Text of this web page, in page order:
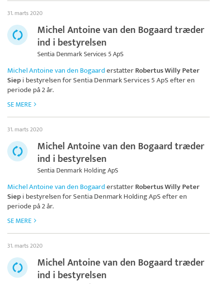
31. marts 2020
Michel Antoine van den Bogaard træder
ind i bestyrelsen
Sentia Denmark Services 5 ApS
Michel Antoine van den BogaarderstatterRobertus Willy Peter
Siepi bestyrelsen forSentia Denmark Services 5 ApSefter en
periode på 2 år.
SE MERE
31. marts 2020
Michel Antoine van den Bogaard træder
ind i bestyrelsen
Sentia Denmark Holding ApS
Michel Antoine van den BogaarderstatterRobertus Willy Peter
Siepi bestyrelsen forSentia Denmark Holding ApSefter en
periode på 2 år.
SE MERE
31. marts 2020
Michel Antoine van den Bogaard træder
ind i bestyrelsen